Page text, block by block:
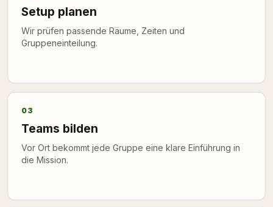
Setup planen
Wir prüfen passende Räume, Zeiten und
Gruppeneinteilung.
03
Teams bilden
Vor Ort bekommt jede Gruppe eine klare Einführung in
die Mission.